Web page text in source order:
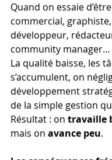
Quand on essaie
commercial,
développeur,
community manager…
La qualité baisse, les
s’accumulent, on
développement
de la simple gestion
Résultat : on travaille
mais on avance peu.